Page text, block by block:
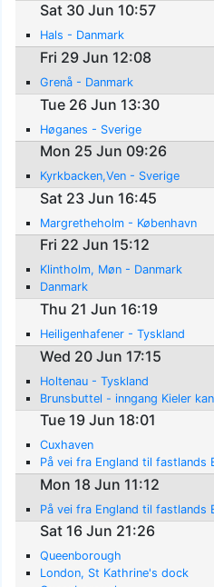
Sat 30 Jun 10:57
Hals - Danmark
Fri 29 Jun 12:08
Grenå - Danmark
Tue 26 Jun 13:30
Høganes - Sverige
Mon 25 Jun 09:26
Kyrkbacken,Ven - Sverige
Sat 23 Jun 16:45
Margretheholm - København
Fri 22 Jun 15:12
Klintholm, Møn - Danmark
Danmark
Thu 21 Jun 16:19
Heiligenhafener - Tyskland
Wed 20 Jun 17:15
Holtenau - Tyskland
Brunsbuttel - inngang Kieler
Tue 19 Jun 18:01
Cuxhaven
På vei fra England til
Mon 18 Jun 11:12
På vei fra England til fastlands
Sat 16 Jun 21:26
Queenborough
London, St Kathrine's dock